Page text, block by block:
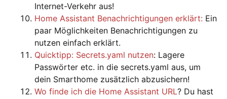
Internet-Verkehr aus!
Home Assistant Benachrichtigungen erklärt: Ein
paar Möglichkeiten Benachrichtigungen zu
nutzen einfach erklärt.
Quicktipp: Secrets.yaml nutzen: Lagere
Passwörter etc. in die secrets.yaml aus, um
dein Smarthome zusätzlich abzusichern!
Wo finde ich die Home Assistant URL? Du hast